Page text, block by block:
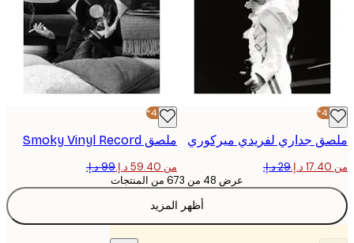
جداري لفريدي ميركوري ملصق Smoky Vinyl Record
أظهر المزيد
عرض 48 من 673 من المنتجات